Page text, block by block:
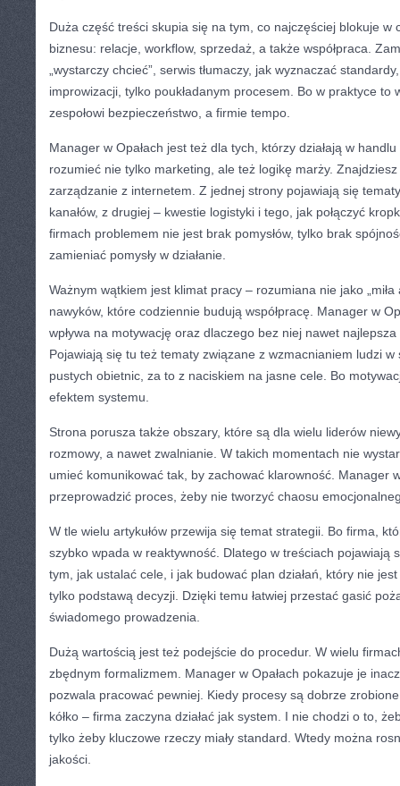
Duża część treści skupia się na tym, co najczęściej blokuje w
biznesu: relacje, workflow, sprzedaż, a także współpraca.
„wystarczy chcieć”, serwis tłumaczy, jak wyznaczać
improwizacji, tylko poukładanym procesem. Bo w praktyce to
zespołowi bezpieczeństwo, a firmie tempo.
Manager w Opałach jest też dla tych, którzy działają w
rozumieć nie tylko marketing, ale też logikę marży.
zarządzanie z internetem. Z jednej strony pojawiają się
kanałów, z drugiej – kwestie logistyki i tego, jak połączyć
firmach problemem nie jest brak pomysłów, tylko brak
zamieniać pomysły w działanie.
Ważnym wątkiem jest klimat pracy – rozumiana nie jako
nawyków, które codziennie budują współpracę. Manager w
wpływa na motywację oraz dlaczego bez niej nawet
Pojawiają się tu też tematy związane z wzmacnianiem ludzi
pustych obietnic, za to z naciskiem na jasne cele. Bo
efektem systemu.
Strona porusza także obszary, które są dla wielu liderów
rozmowy, a nawet zwalnianie. W takich momentach nie
umieć komunikować tak, by zachować klarowność. Manager
przeprowadzić proces, żeby nie tworzyć chaosu
W tle wielu artykułów przewija się temat strategii. Bo firma,
szybko wpada w reaktywność. Dlatego w treściach pojawiają
tym, jak ustalać cele, i jak budować plan działań, który nie
tylko podstawą decyzji. Dzięki temu łatwiej przestać gasić
świadomego prowadzenia.
Dużą wartością jest też podejście do procedur. W wielu
zbędnym formalizmem. Manager w Opałach pokazuje je
pozwala pracować pewniej. Kiedy procesy są dobrze
kółko – firma zaczyna działać jak system. I nie chodzi o to,
tylko żeby kluczowe rzeczy miały standard. Wtedy można
jakości.